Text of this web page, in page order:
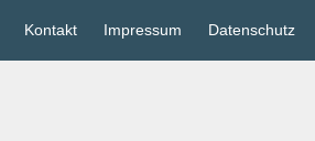
Kontakt Impressum Datenschutz